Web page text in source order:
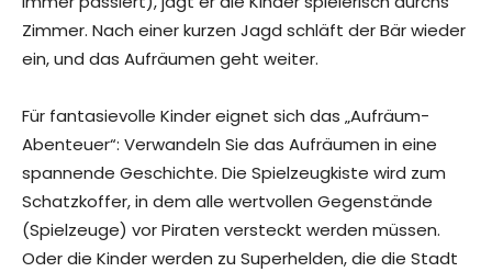
Zimmer. Nach einer kurzen Jagd schläft der Bär wieder
ein, und das Aufräumen geht weiter.
Für fantasievolle Kinder eignet sich das „Aufräum-
Abenteuer“: Verwandeln Sie das Aufräumen in eine
spannende Geschichte. Die Spielzeugkiste wird zum
Schatzkoffer, in dem alle wertvollen Gegenstände
(Spielzeuge) vor Piraten versteckt werden müssen.
Oder die Kinder werden zu Superhelden, die die Stadt